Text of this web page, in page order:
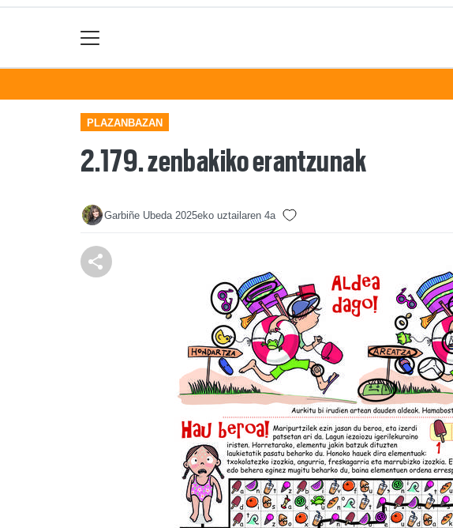
PLAZANBAZAN
2.179. zenbakiko erantzunak
Garbiñe Ubeda 2025eko uztailaren 4a